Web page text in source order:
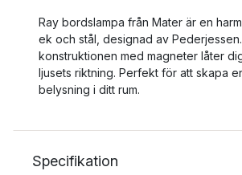
Ray bordslampa från Mater är en
ek och stål, designad av
konstruktionen med magneter låter
ljusets riktning. Perfekt för att skapa
belysning i ditt rum.
Specifikation